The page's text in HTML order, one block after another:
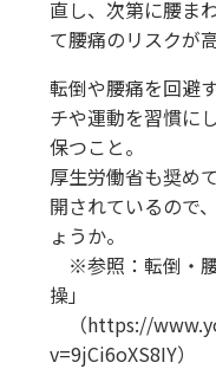
直し、次第に腰ま
て腰痛のリスクが
転倒や腰痛を回避
チや運動を習慣に
保つこと。
厚生労働省も奨め
開されているので
ょうか。
※参照：転倒・
操」
（https://
v=9jCi6oXS8IY）